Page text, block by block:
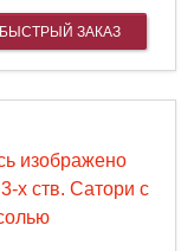
БЫСТРЫЙ ЗАКАЗ